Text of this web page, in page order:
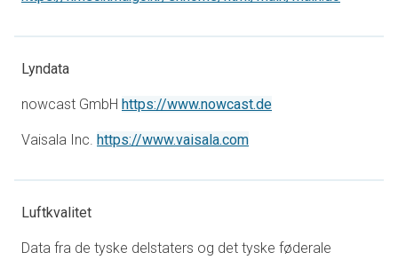
Lyndata
nowcast GmbH https://www.nowcast.deåbner i en ny fane
Vaisala Inc. https://www.vaisala.comåbner i en ny fane
Luftkvalitet
Data fra de tyske delstaters og det tyske føderale